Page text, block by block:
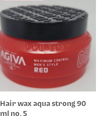
Hair wax aqua strong 90
ml no. 5